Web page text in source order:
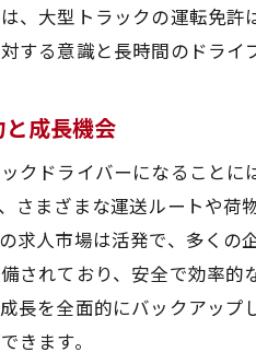
働く環
社内研
長期的
福利厚
キャリ
社内評
大阪府
、大型トラックの運転免許
する意識と長時間のドライ
成長機会
クドライバーになること
さまざまな運送ルートや
求人市場は活発で、多く
されており、安全で効率
長を全面的にバックアッ
きます。